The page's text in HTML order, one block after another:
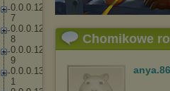
0.0.0.12
7
0.0.0.12
8
0.0.0.12
9
0.0.0.13
1
Chomikowe
anya.86